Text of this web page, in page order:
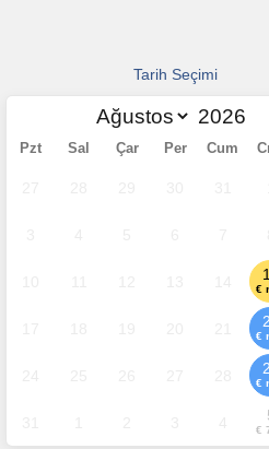
Tarih Seçimi
Pzt Sal Çar Per Cum
€
€
€
€